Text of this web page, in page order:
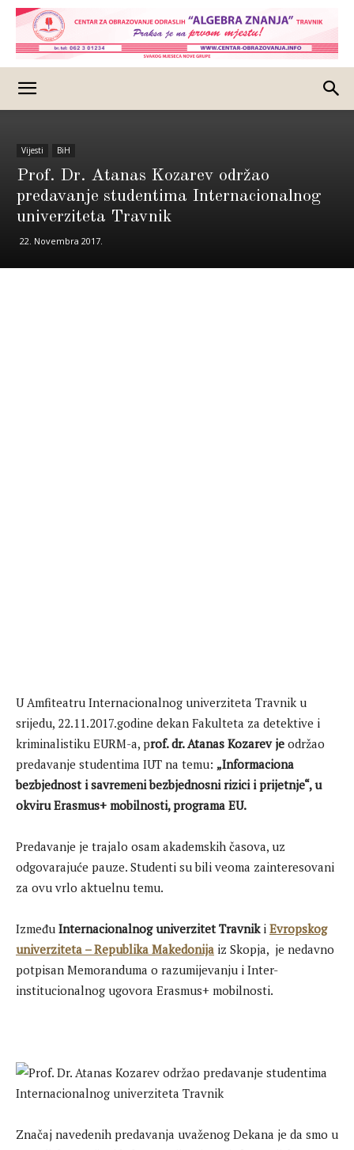
Vijesti BiH
Prof. Dr. Atanas Kozarev održao
predavanje studentima Internacionalnog
univerziteta Travnik
22. Novembra 2017.
U Amfiteatru Internacionalnog univerziteta Travnik u
srijedu, 22.11.2017.godine dekan Fakulteta za detektive i
kriminalistiku EURM-a, prof. dr. Atanas Kozarev je održao
predavanje studentima IUT na temu: „Informaciona
bezbjednost i savremeni bezbjednosni rizici i prijetnje“, u
okviru Erasmus+ mobilnosti, programa EU.
Predavanje je trajalo osam akademskih časova, uz
odgovarajuće pauze. Studenti su bili veoma zainteresovani
za ovu vrlo aktuelnu temu.
Između Internacionalnog univerzitet Travniki Evropskog
univerziteta – Republika Makedonija iz Skopja, je nedavno
potpisan Memoranduma o razumijevanju i Inter-
institucionalnog ugovora Erasmus+ mobilnosti.
Značaj navedenih predavanja uvaženog Dekana je da smo u